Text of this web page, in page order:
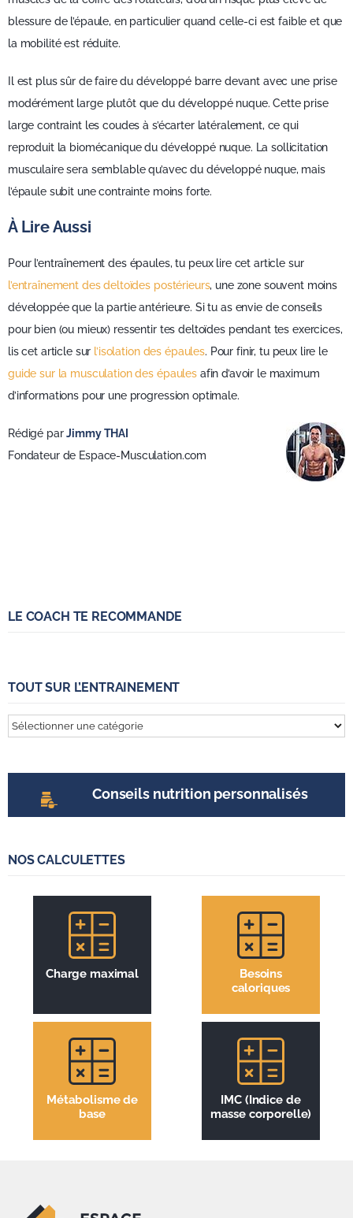
blessure de l’épaule, en particulier quand celle-ci est faible et que
la mobilité est réduite.
Il est plus sûr de faire du développé barre devant avec une prise
modérément large plutôt que du développé nuque. Cette prise
large contraint les coudes à s’écarter latéralement, ce qui
reproduit la biomécanique du développé nuque. La sollicitation
musculaire sera semblable qu’avec du développé nuque, mais
l’épaule subit une contrainte moins forte.
À Lire Aussi
Pour l’entraînement des épaules, tu peux lire cet article sur
l’entraînement des deltoïdes postérieurs, une zone souvent moins
développée que la partie antérieure. Si tu as envie de conseils
pour bien (ou mieux) ressentir tes deltoïdes pendant tes exercices,
lis cet article sur l’isolation des épaules. Pour finir, tu peux lire le
guide sur la musculation des épaulesafin d’avoir le maximum
d’informations pour une progression optimale.
Rédigé parJimmy THAI
Fondateur de Espace-Musculation.com
LE COACH TE RECOMMANDE
TOUT SUR L’ENTRAINEMENT
Tout
sur
Conseils nutrition personnalisés
NOS CALCULETTES
Charge maximal
Besoins
caloriques
Métabolisme de
base
IMC (Indice de
masse corporelle)